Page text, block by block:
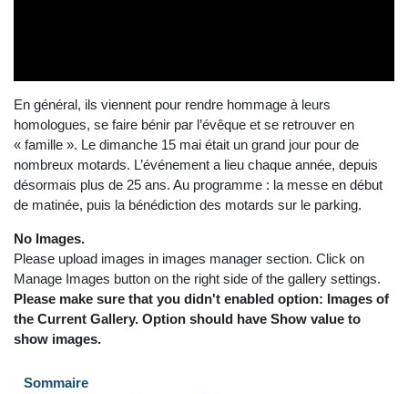
En général, ils viennent pour rendre hommage à leurs
homologues, se faire bénir par l’évêque et se retrouver en
« famille ». Le dimanche 15 mai était un grand jour pour de
nombreux motards. L’événement a lieu chaque année, depuis
désormais plus de 25 ans. Au programme : la messe en début
de matinée, puis la bénédiction des motards sur le parking.
No Images.
Please upload images in images manager section. Click on
Manage Images button on the right side of the gallery settings.
Please make sure that you didn't enabled option: Images of
the Current Gallery. Option should have Show value to
show images.
Sommaire